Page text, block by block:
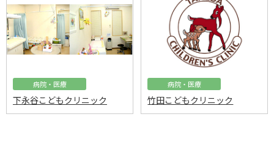
病院・医療
下永谷こどもクリニック
病院・医療
竹田こどもクリニック